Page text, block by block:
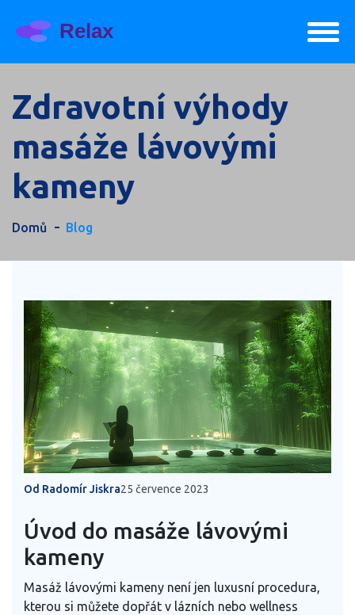
Zdravotní výhody
masáže lávovými
kameny
Domů Blog
Od Radomír Jiskra25 července 2023
Úvod do masáže lávovými
kameny
Masáž lávovými kameny není jen luxusní procedura,
kterou si můžete dopřát v lázních nebo wellness